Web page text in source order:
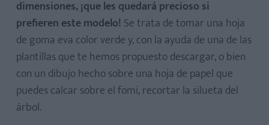
dimensiones, ¡que les quedará precioso si
prefieren este modelo! Se trata de tomar una hoja
de goma eva color verde y, con la ayuda de una de las
plantillas que te hemos propuesto descargar, o bien
con un dibujo hecho sobre una hoja de papel que
puedes calcar sobre el fomi, recortar la silueta del
árbol.